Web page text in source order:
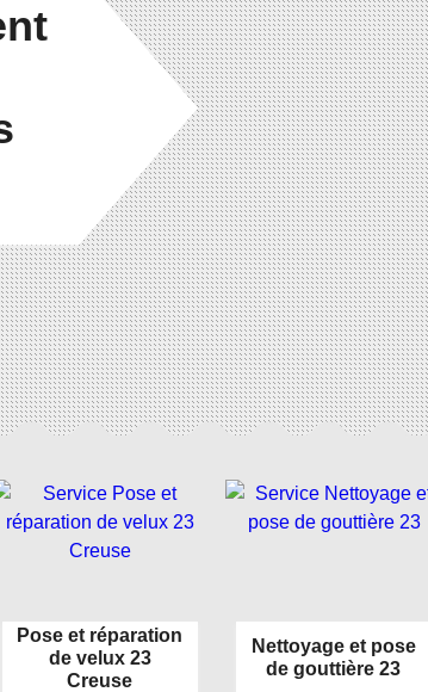
Pose et réparation
de velux 23
Creuse
Nettoyage et pose
de gouttière 23